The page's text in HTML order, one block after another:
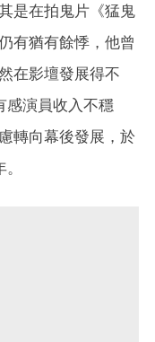
是在拍鬼片《猛鬼
有猶有餘悸，他曾
在影壇發展得不
感演員收入不穩
轉向幕後發展，於